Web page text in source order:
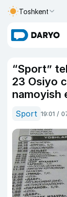
Toshkent
“Sport”
23 Osiyo
namoyish
Sport 19:01 /